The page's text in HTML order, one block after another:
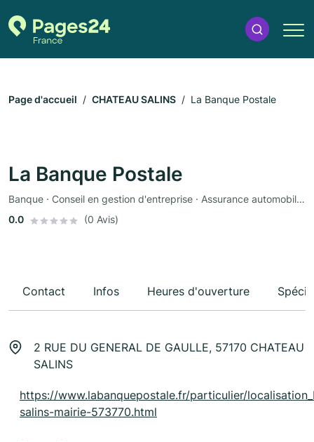
Page d'accueil CHATEAU SALINS La Banque Postale
La Banque Postale
Banque · Conseil en gestion d'entreprise · Assurance automobile · Assurance
0.0
(0 Avis)
Contact Infos Heures d'ouverture
2 RUE DU GENERAL DE GAULLE, 57170 CHATEAU
SALINS
https://www.labanquepostale.fr/particulier/
salins-mairie-573770.html